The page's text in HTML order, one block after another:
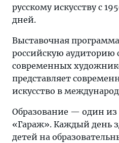
русскому искусству с
дней.
Выставочная
российскую аудиторию
современных
представляет
искусство в
Образование — один
«Гараж». Каждый день
детей на